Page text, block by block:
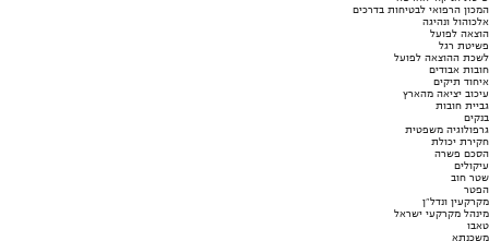
המכון הרפואי לבטיחות בדרכים
אלכוהול ונהיגה
הוצאה לפועל
פשיטת רגל
לשכת ההוצאה לפועל
חובות אבודים
איחוד תיקים
עיכוב יציאה מהארץ
גביית חובות
בנקים
גרפולוגיה משפטית
חקירת יכולת
הסכם פשרה
עיקולים
שטר חוב
הפטר
מקרקעין ונדל"ן
מינהל מקרקעי ישראל
טאבו
משכנתא